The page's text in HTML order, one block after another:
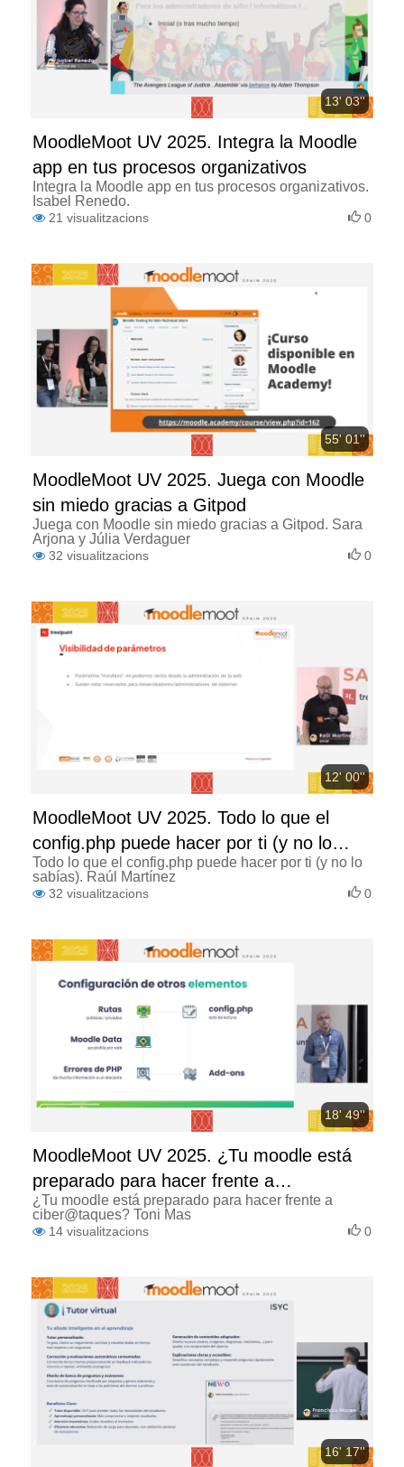
13' 03''
MoodleMoot UV 2025. Integra la Moodle
app en tus procesos organizativos
Integra la Moodle app en tus procesos organizativos.
Isabel Renedo.
21 visualitzacions 0
55' 01''
MoodleMoot UV 2025. Juega con Moodle
sin miedo gracias a Gitpod
Juega con Moodle sin miedo gracias a Gitpod. Sara
Arjona y Júlia Verdaguer
32 visualitzacions 0
12' 00''
MoodleMoot UV 2025. Todo lo que el
config.php puede hacer por ti (y no lo
sabías)
Todo lo que el config.php puede hacer por ti (y no lo
sabías). Raúl Martínez
32 visualitzacions 0
18' 49''
MoodleMoot UV 2025. ¿Tu moodle está
preparado para hacer frente a
ciber@taques?
¿Tu moodle está preparado para hacer frente a
ciber@taques? Toni Mas
14 visualitzacions 0
16' 17''